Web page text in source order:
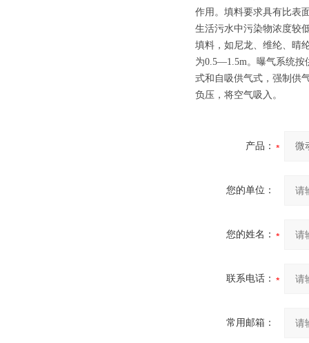
作用。填料要求具有比表
生活污水中污染物浓度较
填料，如尼龙、维纶、晴
为0.5—1.5m。曝气系统按
式和自吸供气式，强制供
负压，将空气吸入。
产品：
您的单位：
您的姓名：
联系电话：
常用邮箱：